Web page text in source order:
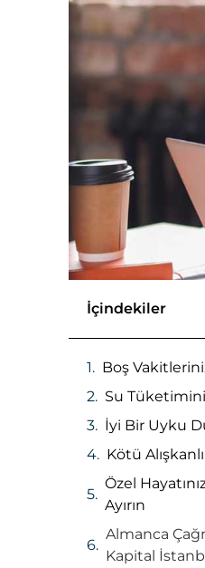
İçindekiler
Boş
Su
İyi Bir Uyku
Kötü
Özel
Ayırın
Almanca
Kapital